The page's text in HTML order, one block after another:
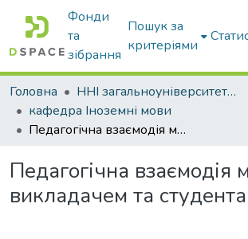
Фонди
та
зібрання
Пошук за
критеріями
Головна
ННІ загальноуніверситетської підготовки
кафедра Іноземні мови
Педагогічна взаємодія між викладачем та студентами
Педагогічна взаємодія
викладачем та